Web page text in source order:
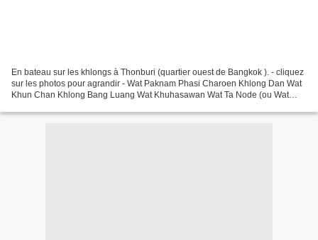
En bateau sur les khlongs à Thonburi (quartier ouest de Bangkok ). - cliquez
sur les photos pour agrandir - Wat Paknam Phasi Charoen Khlong Dan Wat
Khun Chan Khlong Bang Luang Wat Khuhasawan Wat Ta Node (ou Wat
-----------------------------------------------------...